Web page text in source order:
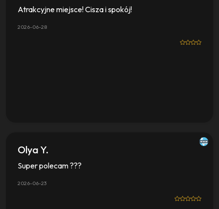
Atrakcyjne miejsce! Cisza i spokój!
2026-06-28
Olya Y.
Super polecam ???
2026-06-23